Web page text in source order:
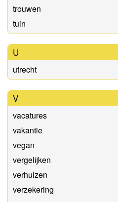
trouwen
tuin
U
utrecht
V
vacatures
vakantie
vegan
vergelijken
verhuizen
verzekering